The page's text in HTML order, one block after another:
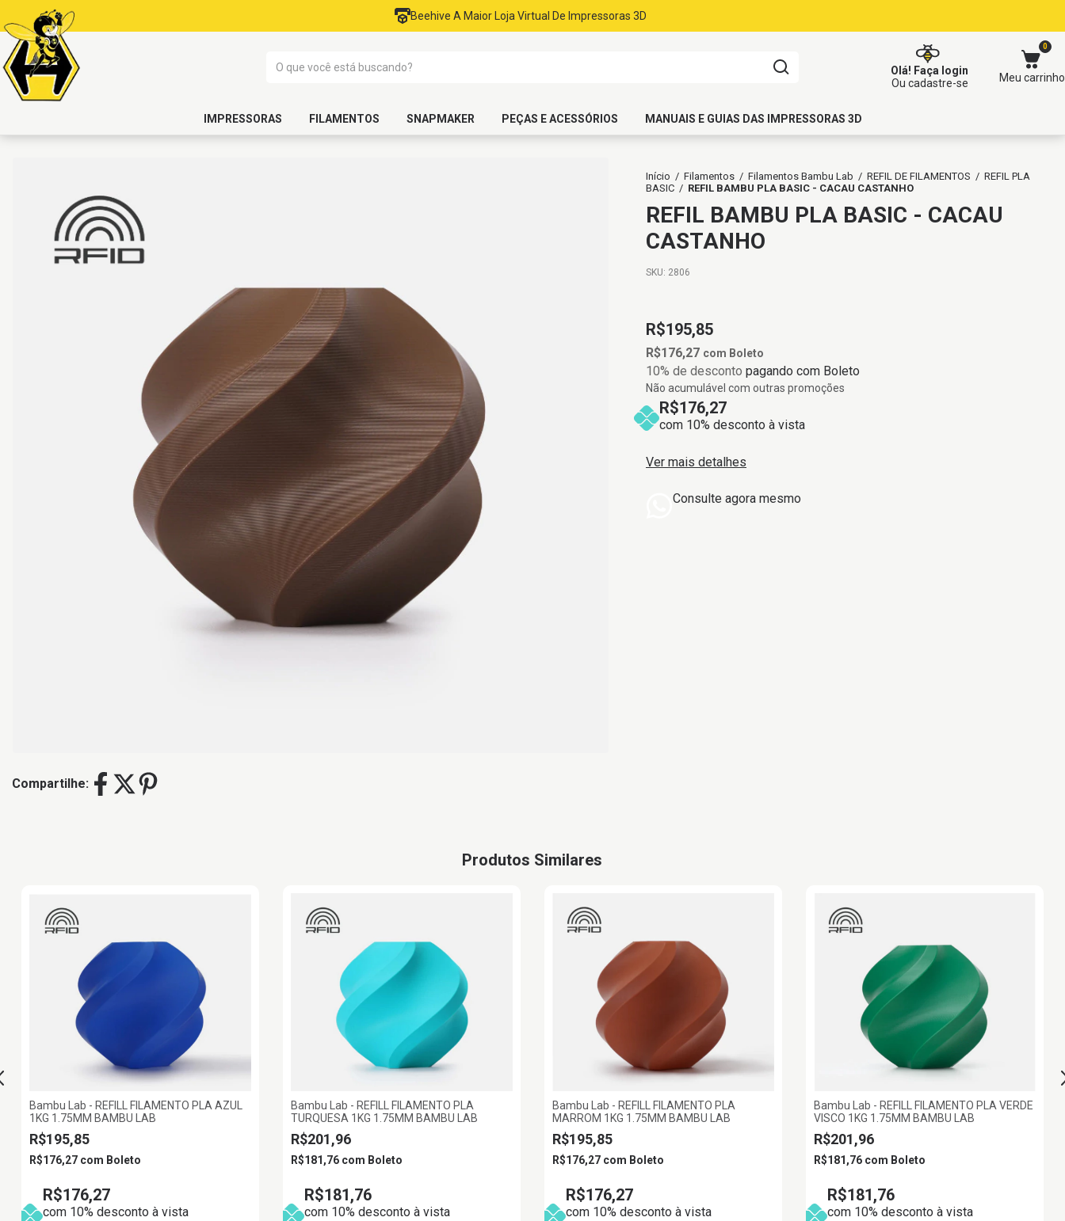
Beehive A Maior Loja Virtual De Impressoras 3D
Olá! Faça login
Ou cadastre-se
0
Meu carrinho
IMPRESSORAS FILAMENTOS SNAPMAKER PEÇAS E ACESSÓRIOS MANUAIS E GUIAS DAS IMPRESSORAS 3D
Início / Filamentos / Filamentos Bambu Lab / REFIL DE FILAMENTOS / REFIL PLA
BASIC / REFIL BAMBU PLA BASIC - CACAU CASTANHO
REFIL BAMBU PLA BASIC - CACAU
CASTANHO
SKU: 2806
R$195,85
R$176,27 com Boleto
10% de desconto pagando com Boleto
Não acumulável com outras promoções
R$176,27
com 10% desconto à vista
Ver mais detalhes
Consulte agora mesmo
Compartilhe:
Produtos Similares
Bambu Lab - REFILL FILAMENTO PLA AZUL
1KG 1.75MM BAMBU LAB
R$195,85
R$176,27 com Boleto
R$176,27
com 10% desconto à vista
Bambu Lab - REFILL FILAMENTO PLA
TURQUESA 1KG 1.75MM BAMBU LAB
R$201,96
R$181,76 com Boleto
R$181,76
com 10% desconto à vista
Bambu Lab - REFILL FILAMENTO PLA
MARROM 1KG 1.75MM BAMBU LAB
R$195,85
R$176,27 com Boleto
R$176,27
com 10% desconto à vista
Bambu Lab - REFILL FILAMENTO PLA VERDE
VISCO 1KG 1.75MM BAMBU LAB
R$201,96
R$181,76 com Boleto
R$181,76
com 10% desconto à vista